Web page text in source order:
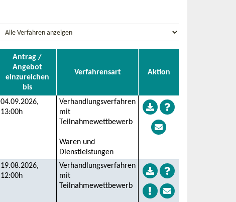
Antrag /
Angebot
einzureichen
bis
Verfahrensart Aktion
04.09.2026,
13:00h
Verhandlungsverfahren
mit
Teilnahmewettbewerb
Waren und
Dienstleistungen
19.08.2026,
12:00h
Verhandlungsverfahren
mit
Teilnahmewettbewerb